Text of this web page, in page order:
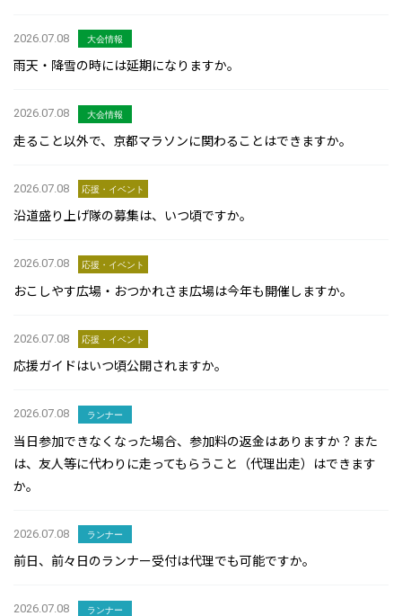
2026.07.08 大会情報
雨天・降雪の時には延期になりますか。
2026.07.08 大会情報
走ること以外で、京都マラソンに関わることはできますか。
2026.07.08 応援・イベント
沿道盛り上げ隊の募集は、いつ頃ですか。
2026.07.08 応援・イベント
おこしやす広場・おつかれさま広場は今年も開催しますか。
2026.07.08 応援・イベント
応援ガイドはいつ頃公開されますか。
2026.07.08 ランナー
当日参加できなくなった場合、参加料の返金はありますか？また
は、友人等に代わりに走ってもらうこと（代理出走）はできます
か。
2026.07.08 ランナー
前日、前々日のランナー受付は代理でも可能ですか。
2026.07.08 ランナー